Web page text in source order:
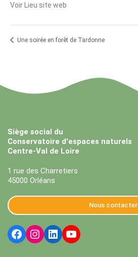
Voir Lieu site web
Une soirée en forêt de Tardonne
Siège social du
Conservatoire d'espaces naturels
Centre-Val de Loire
1 rue des Charretiers
45000 Orléans
Nous contacter